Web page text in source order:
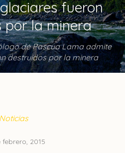
fueron
por la minera
de Pascua Lama admite
destruidos por la minera
Noticias
febrero, 2015